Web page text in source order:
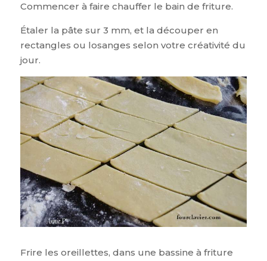
Commencer à faire chauffer le bain de friture.
Étaler la pâte sur 3 mm, et la découper en
rectangles ou losanges selon votre créativité du
jour.
Frire les oreillettes, dans une bassine à friture